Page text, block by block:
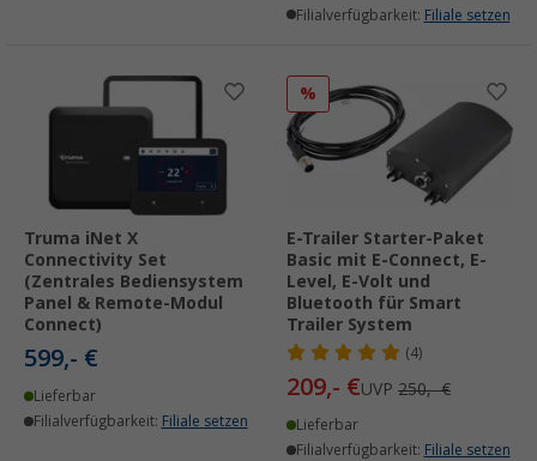
Filialverfügbarkeit: Filiale setzen
Truma iNet X
Connectivity Set
(Zentrales Bediensystem
Panel & Remote-Modul
Connect)
599,- €
Lieferbar
Filialverfügbarkeit: Filiale setzen
%
E-Trailer Starter-Paket
Basic mit E-Connect, E-
Level, E-Volt und
Bluetooth für Smart
Trailer System
(4)
209,- €UVP 250,- €
Lieferbar
Filialverfügbarkeit: Filiale setzen